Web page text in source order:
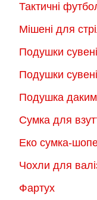
Тактичні
Мішені для
Подушки
Подушки
Подушка
Сумка для
Еко сумка-
Чохли для
Фартух